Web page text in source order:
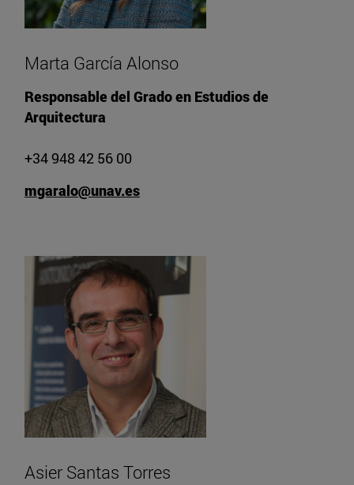
Marta García Alonso
Responsable del Grado en Estudios de
Arquitectura
+34 948 42 56 00
mgaralo@unav.es
Asier Santas Torres